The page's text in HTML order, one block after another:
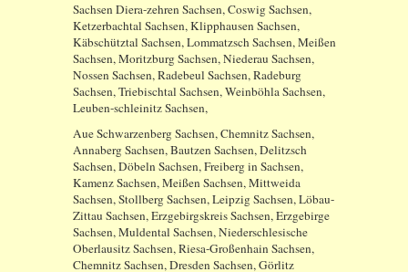
Sachsen Diera-zehren Sachsen, Coswig Sachsen,
Ketzerbachtal Sachsen, Klipphausen Sachsen,
Käbschütztal Sachsen, Lommatzsch Sachsen, Meißen
Sachsen, Moritzburg Sachsen, Niederau Sachsen,
Nossen Sachsen, Radebeul Sachsen, Radeburg
Sachsen, Triebischtal Sachsen, Weinböhla Sachsen,
Leuben-schleinitz Sachsen,
Aue Schwarzenberg Sachsen, Chemnitz Sachsen,
Annaberg Sachsen, Bautzen Sachsen, Delitzsch
Sachsen, Döbeln Sachsen, Freiberg in Sachsen,
Kamenz Sachsen, Meißen Sachsen, Mittweida
Sachsen, Stollberg Sachsen, Leipzig Sachsen, Löbau-
Zittau Sachsen, Erzgebirgskreis Sachsen, Erzgebirge
Sachsen, Muldental Sachsen, Niederschlesische
Oberlausitz Sachsen, Riesa-Großenhain Sachsen,
Chemnitz Sachsen, Dresden Sachsen, Görlitz